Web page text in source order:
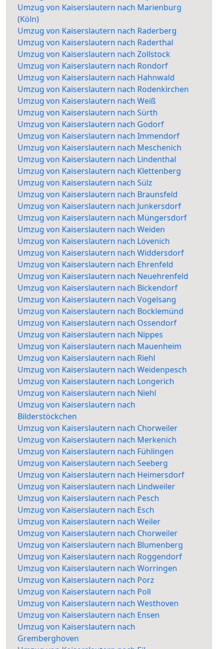
Umzug von Kaiserslautern nach Marienburg
(Köln)
Umzug von Kaiserslautern nach Raderberg
Umzug von Kaiserslautern nach Raderthal
Umzug von Kaiserslautern nach Zollstock
Umzug von Kaiserslautern nach Rondorf
Umzug von Kaiserslautern nach Hahnwald
Umzug von Kaiserslautern nach Rodenkirchen
Umzug von Kaiserslautern nach Weiß
Umzug von Kaiserslautern nach Sürth
Umzug von Kaiserslautern nach Godorf
Umzug von Kaiserslautern nach Immendorf
Umzug von Kaiserslautern nach Meschenich
Umzug von Kaiserslautern nach Lindenthal
Umzug von Kaiserslautern nach Klettenberg
Umzug von Kaiserslautern nach Sülz
Umzug von Kaiserslautern nach Braunsfeld
Umzug von Kaiserslautern nach Junkersdorf
Umzug von Kaiserslautern nach Müngersdorf
Umzug von Kaiserslautern nach Weiden
Umzug von Kaiserslautern nach Lövenich
Umzug von Kaiserslautern nach Widdersdorf
Umzug von Kaiserslautern nach Ehrenfeld
Umzug von Kaiserslautern nach Neuehrenfeld
Umzug von Kaiserslautern nach Bickendorf
Umzug von Kaiserslautern nach Vogelsang
Umzug von Kaiserslautern nach Bocklemünd
Umzug von Kaiserslautern nach Ossendorf
Umzug von Kaiserslautern nach Nippes
Umzug von Kaiserslautern nach Mauenheim
Umzug von Kaiserslautern nach Riehl
Umzug von Kaiserslautern nach Weidenpesch
Umzug von Kaiserslautern nach Longerich
Umzug von Kaiserslautern nach Niehl
Umzug von Kaiserslautern nach
Bilderstöckchen
Umzug von Kaiserslautern nach Chorweiler
Umzug von Kaiserslautern nach Merkenich
Umzug von Kaiserslautern nach Fühlingen
Umzug von Kaiserslautern nach Seeberg
Umzug von Kaiserslautern nach Heimersdorf
Umzug von Kaiserslautern nach Lindweiler
Umzug von Kaiserslautern nach Pesch
Umzug von Kaiserslautern nach Esch
Umzug von Kaiserslautern nach Weiler
Umzug von Kaiserslautern nach Chorweiler
Umzug von Kaiserslautern nach Blumenberg
Umzug von Kaiserslautern nach Roggendorf
Umzug von Kaiserslautern nach Worringen
Umzug von Kaiserslautern nach Porz
Umzug von Kaiserslautern nach Poll
Umzug von Kaiserslautern nach Westhoven
Umzug von Kaiserslautern nach Ensen
Umzug von Kaiserslautern nach
Gremberghoven